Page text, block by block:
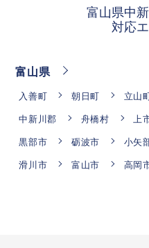
富山県中
対応
富山県
入善町 朝日町 立山
中新川郡
舟橋村 上
黒部市
砺波市 小矢
滑川市
富山市 高岡